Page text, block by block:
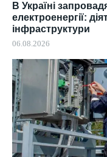
В Україні
електроенергії:
інфраструктури
06.08.2026